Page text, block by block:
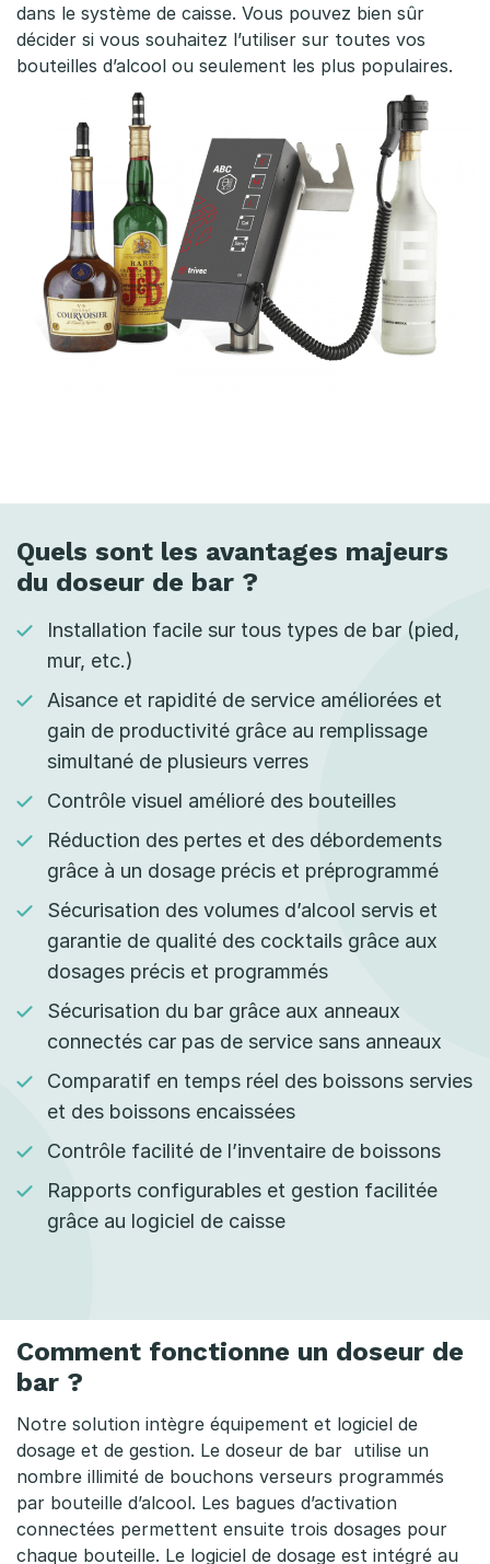
dans le système de caisse. Vous pouvez bien sûr
décider si vous souhaitez l’utiliser sur toutes vos
bouteilles d’alcool ou seulement les plus populaires.
Quels sont les avantages majeurs
du doseur de bar ?
Installation facile sur tous types de bar (pied,
mur, etc.)
Aisance et rapidité de service améliorées et
gain de productivité grâce au remplissage
simultané de plusieurs verres
Contrôle visuel amélioré des bouteilles
Réduction des pertes et des débordements
grâce à un dosage précis et préprogrammé
Sécurisation des volumes d’alcool servis et
garantie de qualité des cocktails grâce aux
dosages précis et programmés
Sécurisation du bar grâce aux anneaux
connectés car pas de service sans anneaux
Comparatif en temps réel des boissons servies
et des boissons encaissées
Contrôle facilité de l’inventaire de boissons
Rapports configurables et gestion facilitée
grâce au logiciel de caisse
Comment fonctionne un doseur de
bar ?
Notre solution intègre équipement et logiciel de
dosage et de gestion. Le doseur de bar utilise un
nombre illimité de bouchons verseurs programmés
par bouteille d’alcool. Les bagues d’activation
connectées permettent ensuite trois dosages pour
chaque bouteille. Le logiciel de dosage est intégré au